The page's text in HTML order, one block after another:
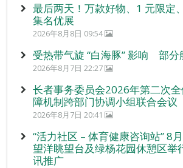
最后两天！万款好物、1 元限定
集名优展
2026年8月8日 09:54
受热带气旋 “白海豚” 影响 部分
2026年8月7日 22:27
长者事务委员会2026年第二次
障机制跨部门协调小组联合会议
2026年8月7日 20:41
“活力社区 – 体育健康咨询站” 8
望洋眺望台及绿杨花园休憩区举
讯推广